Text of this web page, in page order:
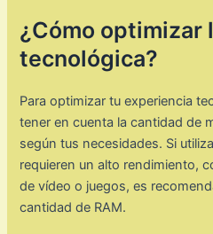
¿Cómo optimizar
tecnológica?
Para optimizar tu experiencia
tener en cuenta la cantidad de
según tus necesidades. Si
requieren un alto rendimiento,
de vídeo o juegos, es
cantidad de RAM.